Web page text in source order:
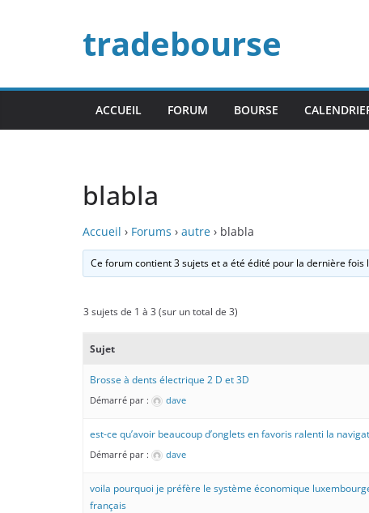
tradebourse
ACCUEIL FORUM BOURSE
blabla
Accueil › Forums › autre › blabla
Ce forum contient 3 sujets et a été édité pour la dernière fois
3 sujets de 1 à 3 (sur un total de 3)
Sujet
Brosse à dents électrique 2 D et 3D
Démarré par : dave
est-ce qu’avoir beaucoup d’onglets en favoris ralenti la
Démarré par : dave
voila pourquoi je préfère le système économique
français